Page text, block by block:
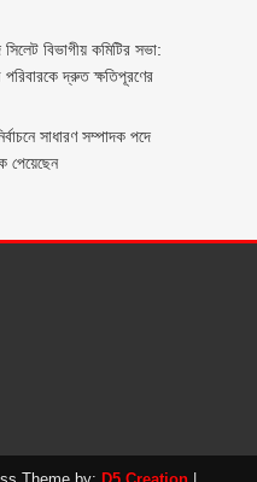
বিভাগীয় কমিটির সভা:
পরিবারকে দ্রুত ক্ষতিপূরণের
সাধারণ সম্পাদক পদে
পেয়েছেন